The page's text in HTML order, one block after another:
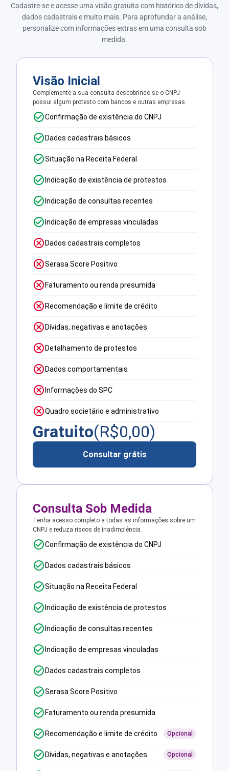
Cadastre-se e acesse uma visão gratuita com histórico de dívidas,
dados cadastrais e muito mais. Para aprofundar a análise,
personalize com informações extras em uma consulta sob
medida.
Visão Inicial
Complemente a sua consulta descobrindo se o CNPJ
possui algum protesto com bancos e outras empresas.
Confirmação de existência do CNPJ
Dados cadastrais básicos
Situação na Receita Federal
Indicação de existência de protestos
Indicação de consultas recentes
Indicação de empresas vinculadas
Dados cadastrais completos
Serasa Score Positivo
Faturamento ou renda presumida
Recomendação e limite de crédito
Dívidas, negativas e anotações
Detalhamento de protestos
Dados comportamentais
Informações do SPC
Quadro societário e administrativo
Gratuito(R$0,00)
Consultar grátis
Consulta Sob Medida
Tenha acesso completo a todas as informações sobre um
CNPJ e reduza riscos de inadimplência.
Confirmação de existência do CNPJ
Dados cadastrais básicos
Situação na Receita Federal
Indicação de existência de protestos
Indicação de consultas recentes
Indicação de empresas vinculadas
Dados cadastrais completos
Serasa Score Positivo
Faturamento ou renda presumida
Recomendação e limite de crédito Opcional
Dívidas, negativas e anotações Opcional